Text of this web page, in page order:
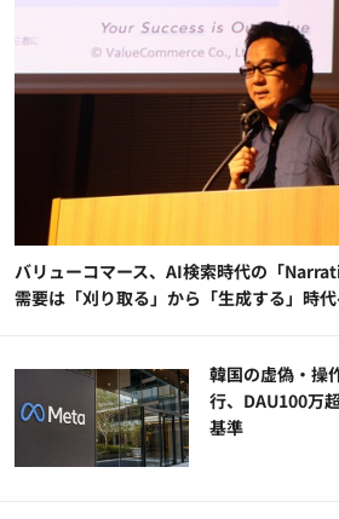
バリューコマース、AI検索時代の「
需要は「刈り取る」から「生成する」時
韓国の虚偽・操
行、DAU100万
基準